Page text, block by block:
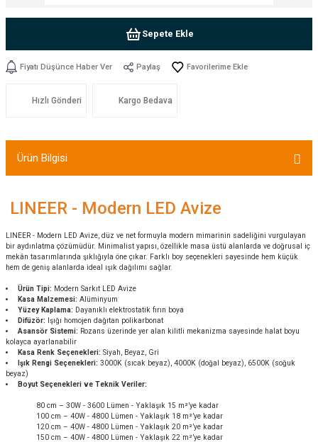
Sepete Ekle
Fiyatı Düşünce Haber Ver Paylaş
Hızlı Gönderi Kargo Bedava
Ürün Bilgisi
LINEER - Modern LED Avize
LINEER - Modern LED Avize, düz ve net formuyla modern mimarinin sadeliğini vurgulayan
bir aydınlatma çözümüdür. Minimalist yapısı, özellikle masa üstü alanlarda ve doğrusal iç
mekân tasarımlarında şıklığıyla öne çıkar. Farklı boy seçenekleri sayesinde hem küçük
hem de geniş alanlarda ideal ışık dağılımı sağlar.
Ürün Tipi: Modern Sarkıt LED Avize
Kasa Malzemesi: Alüminyum
Yüzey Kaplama: Dayanıklı elektrostatik fırın boya
Difüzör:
Işığı homojen dağıtan polikarbonat
Asansör Sistemi: Rozans üzerinde yer alan kilitli mekanizma sayesinde halat boyu
kolayca ayarlanabilir
Kasa Renk Seçenekleri: Siyah, Beyaz, Gri
Işık Rengi Seçenekleri: 3000K (sıcak beyaz), 4000K (doğal beyaz), 6500K (soğuk
beyaz)
Boyut Seçenekleri ve Teknik Veriler:
80 cm – 30W - 3600 Lümen - Yaklaşık 15 m²’ye kadar
100 cm – 40W - 4800 Lümen - Yaklaşık 18 m²’ye kadar
120 cm – 40W - 4800 Lümen - Yaklaşık 20 m²’ye kadar
150 cm – 40W - 4800 Lümen - Yaklaşık 22 m²’ye kadar